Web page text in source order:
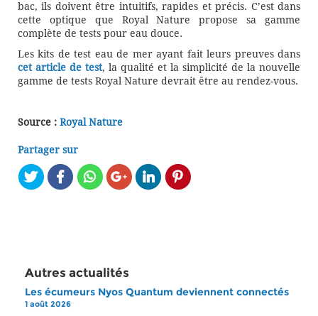
bac, ils doivent être intuitifs, rapides et précis. C’est dans
cette optique que Royal Nature propose sa gamme
complète de tests pour eau douce.
Les kits de test eau de mer ayant fait leurs preuves dans
cet article de test, la qualité et la simplicité de la nouvelle
gamme de tests Royal Nature devrait être au rendez-vous.
Source : Royal Nature
Partager sur
Autres actualités
Les écumeurs Nyos Quantum deviennent connectés
1 août 2026